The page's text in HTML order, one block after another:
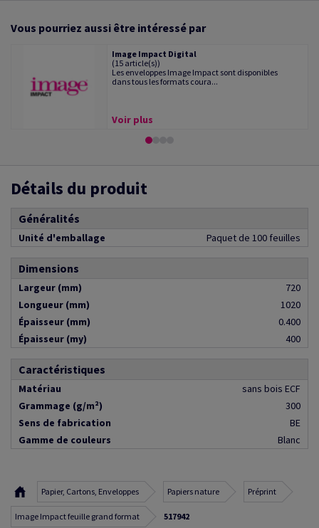
Vous pourriez aussi être intéressé par
Image Impact Digital
(15 article(s))
Les enveloppes Image Impact sont disponibles
dans tous les formats coura...
Voir plus
Détails du produit
Généralités
Unité d'emballage Paquet de 100 feuilles
Dimensions
Largeur (mm)
720
Longueur (mm)
1020
Épaisseur (mm)
0.400
Épaisseur (my)
400
Caractéristiques
Matériau
sans bois ECF
Grammage (g/m²)
300
Sens de fabrication
BE
Gamme de couleurs
Blanc
Papier, Cartons, Enveloppes Papiers nature Préprint
Image Impact feuille grand format 517942